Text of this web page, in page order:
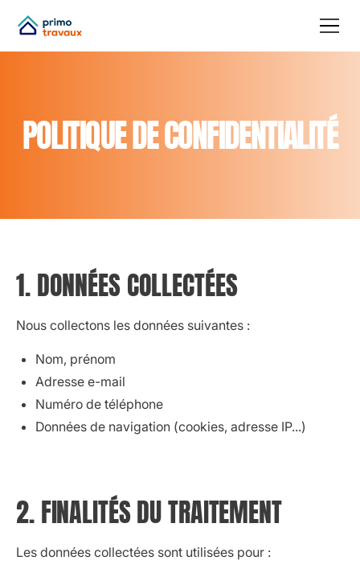
POLITIQUE DE CONFIDENTIALITÉ
1. DONNÉES COLLECTÉES
Nous collectons les données suivantes :
Nom, prénom
Adresse e-mail
Numéro de téléphone
Données de navigation (cookies, adresse IP...)
2. FINALITÉS DU TRAITEMENT
Les données collectées sont utilisées pour :